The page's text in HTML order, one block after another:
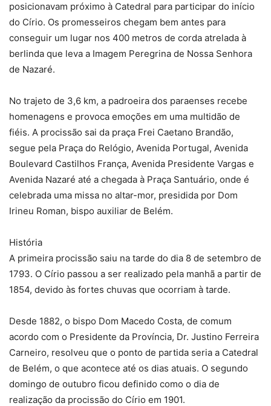
posicionavam próximo à Catedral para participar do início
do Círio. Os promesseiros chegam bem antes para
conseguir um lugar nos 400 metros de corda atrelada à
berlinda que leva a Imagem Peregrina de Nossa Senhora
de Nazaré.
No trajeto de 3,6 km, a padroeira dos paraenses recebe
homenagens e provoca emoções em uma multidão de
fiéis. A procissão sai da praça Frei Caetano Brandão,
segue pela Praça do Relógio, Avenida Portugal, Avenida
Boulevard Castilhos França, Avenida Presidente Vargas e
Avenida Nazaré até a chegada à Praça Santuário, onde é
celebrada uma missa no altar-mor, presidida por Dom
Irineu Roman, bispo auxiliar de Belém.
História
A primeira procissão saiu na tarde do dia 8 de setembro de
1793. O Círio passou a ser realizado pela manhã a partir de
1854, devido às fortes chuvas que ocorriam à tarde.
Desde 1882, o bispo Dom Macedo Costa, de comum
acordo com o Presidente da Província, Dr. Justino Ferreira
Carneiro, resolveu que o ponto de partida seria a Catedral
de Belém, o que acontece até os dias atuais. O segundo
domingo de outubro ficou definido como o dia de
realização da procissão do Círio em 1901.